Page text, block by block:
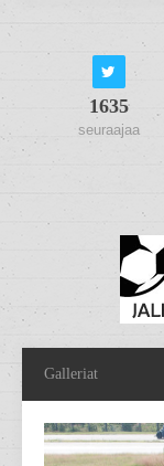
1635
seuraajaa
Galleriat